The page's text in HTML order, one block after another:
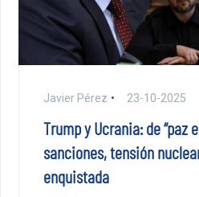
Javier Pérez 23-10-2025
Trump y Ucrania: de “paz
sanciones, tensión
enquistada